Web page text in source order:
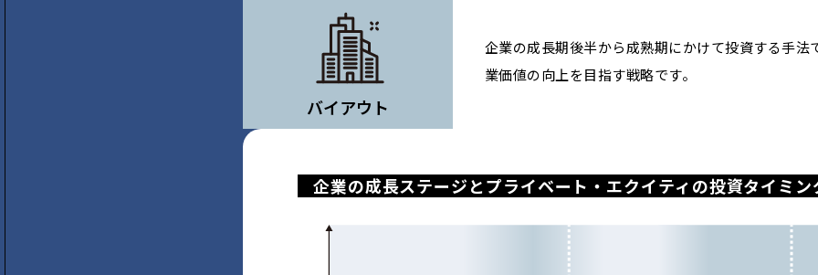
バイアウト
企業の成長期後半から成熟期にかけて投資する手
業価値の向上を目指す戦略です。
企業の成長ステージとプライベート・ エクイティの投資タイミン